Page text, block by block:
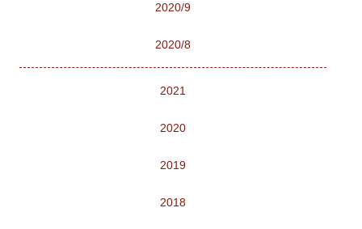
2020/9
2020/8
2021
2020
2019
2018